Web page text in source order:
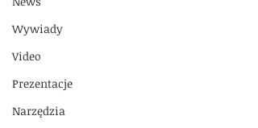
Wywiady
Video
Prezentacje
Narzędzia